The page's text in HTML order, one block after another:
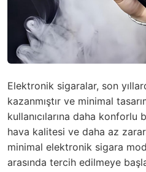
Elektronik sigaralar, son
kazanmıştır ve minimal
kullanıcılarına daha konforlu
hava kalitesi ve daha az
minimal elektronik sigara
arasında tercih edilmeye